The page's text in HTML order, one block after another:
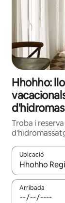
Hhohho:
Troba i
Ubicació
Quan els
Arribada